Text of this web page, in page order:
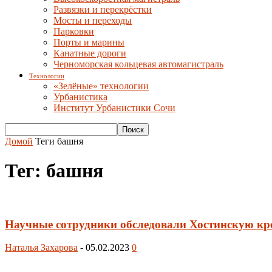
Развязки и перекрёстки
Мосты и переходы
Парковки
Порты и марины
Канатные дороги
Черноморская кольцевая автомагистраль
Технологии
«Зелёные» технологии
Урбанистика
Институт Урбанистики Сочи
Домой Теги башня
Тег: башня
Научные сотрудники обследовали Хостинскую
Наталья Захарова - 05.02.2023 0